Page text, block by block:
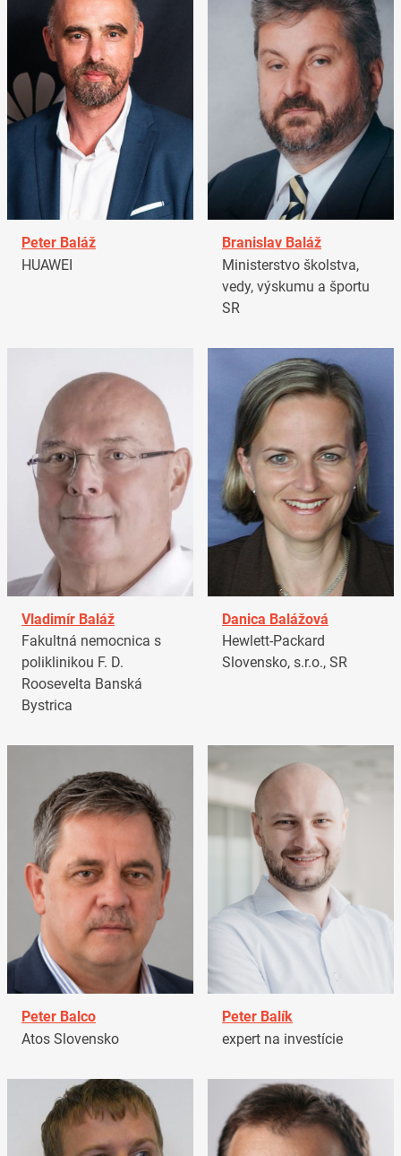
Peter Baláž
HUAWEI
Branislav Baláž
Ministerstvo školstva,
vedy, výskumu a športu
SR
Vladimír Baláž
Fakultná nemocnica s
poliklinikou F. D.
Roosevelta Banská
Bystrica
Danica Balážová
Hewlett-Packard
Slovensko, s.r.o., SR
Peter Balco
Atos Slovensko
Peter Balík
expert na investície